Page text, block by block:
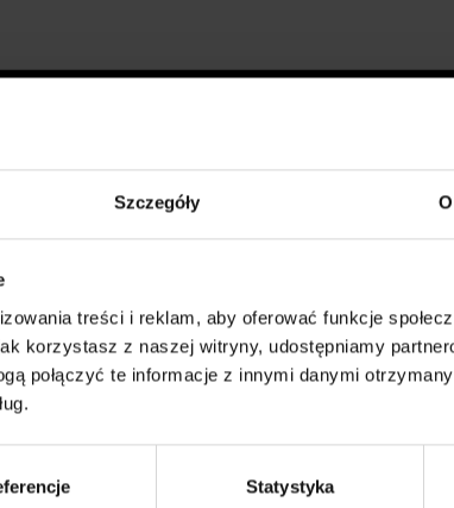
Szczegóły
treści i reklam, aby oferować funkcje
korzystasz z naszej witryny, udostępniamy
połączyć te informacje z innymi danymi
Statystyka